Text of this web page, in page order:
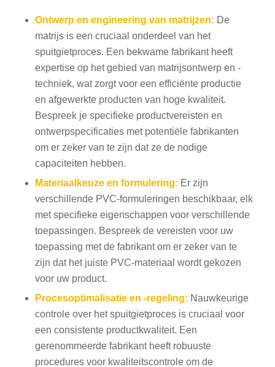
Ontwerp en engineering van matrijzen: De
matrijs is een cruciaal onderdeel van het
spuitgietproces. Een bekwame fabrikant heeft
expertise op het gebied van matrijsontwerp en -
techniek, wat zorgt voor een efficiënte productie
en afgewerkte producten van hoge kwaliteit.
Bespreek je specifieke productvereisten en
ontwerpspecificaties met potentiële fabrikanten
om er zeker van te zijn dat ze de nodige
capaciteiten hebben.
Materiaalkeuze en formulering: Er zijn
verschillende PVC-formuleringen beschikbaar, elk
met specifieke eigenschappen voor verschillende
toepassingen. Bespreek de vereisten voor uw
toepassing met de fabrikant om er zeker van te
zijn dat het juiste PVC-materiaal wordt gekozen
voor uw product.
Procesoptimalisatie en -regeling: Nauwkeurige
controle over het spuitgietproces is cruciaal voor
een consistente productkwaliteit. Een
gerenommeerde fabrikant heeft robuuste
procedures voor kwaliteitscontrole om de